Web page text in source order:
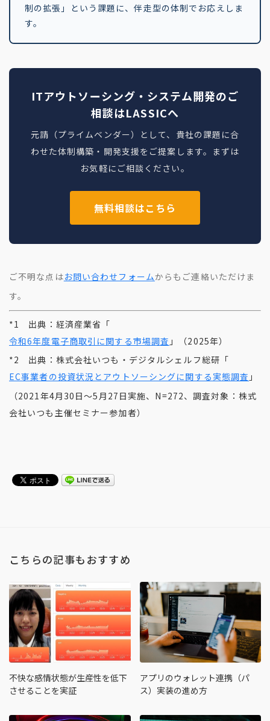
制の拡張」という課題に、伴走型の体制でお応えしま
す。
ITアウトソーシング・システム開発のご
相談はLASSICへ
元請（プライムベンダー）として、貴社の課題に合
わせた体制構築・開発支援をご提案します。まずは
お気軽にご相談ください。
無料相談はこちら
ご不明な点はお問い合わせフォームからもご連絡いただけま
す。
*1 出典：経済産業省「
令和6年度電子商取引に関する市場調査 」（2025年）
*2 出典：株式会社いつも・デジタルシェルフ総研「
EC事業者の投資状況とアウトソーシングに関する実態調査 」
（2021年4月30日〜5月27日実施、N=272、調査対象：株式
会社いつも主催セミナー参加者）
こちらの記事もおすすめ
不快な感情状態が生産性を低下
させることを実証
アプリのウォレット連携（パ
ス）実装の進め方